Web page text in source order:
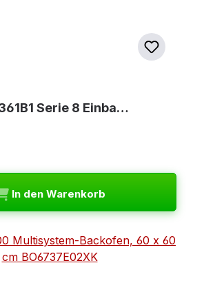
Serie 8 Einba…
In den Warenkorb